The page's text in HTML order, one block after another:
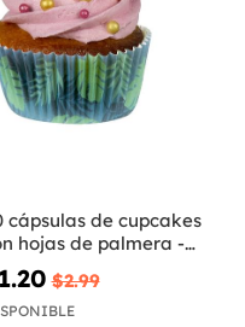
cápsulas de cupcakes
hojas de palmera -
Party
$2.99